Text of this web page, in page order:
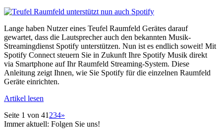
Lange haben Nutzer eines Teufel Raumfeld Gerätes darauf
gewartet, dass die Lautsprecher auch den bekannten Musik-
Streamingdienst Spotify unterstützen. Nun ist es endlich soweit! Mit
Spotify Connect steuern Sie in Zukunft Ihre Spotify Musik direkt
via Smartphone auf Ihr Raumfeld Streaming-System. Diese
Anleitung zeigt Ihnen, wie Sie Spotify für die einzelnen Raumfeld
Geräte einrichten.
Artikel lesen
Seite 1 von 41 234»
Immer aktuell: Folgen Sie uns!